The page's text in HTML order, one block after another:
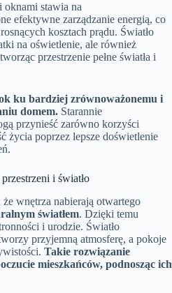
stawia na
efektywne zarządzanie energią, co
kosztach prądu. Światło
na oświetlenie, ale również
przestrzenie pełne światła i
ku bardziej zrównoważonemu i
domem. Starannie
przynieść zarówno korzyści
życia poprzez lepsze doświetlenie
i światło
że wnętrza nabierają otwartego
światłem. Dzięki temu
i urodzie. Światło
przyjemną atmosferę, a pokoje
Takie rozwiązanie
mieszkańców, podnosząc ich